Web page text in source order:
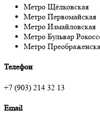
Метро Щёлковская
Метро Первомайская
Метро Измайловская
Метро Бульвар
Метро
Телефон
+7 (903) 214 32 13
Email